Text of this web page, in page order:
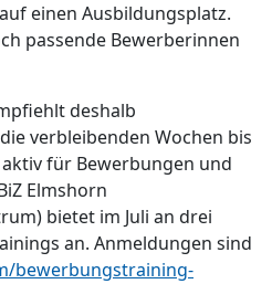
einen Ausbildungsplatz.
passende Bewerberinnen
deshalb
verbleibenden Wochen bis
für Bewerbungen und
Elmshorn
bietet im Juli an drei
an. Anmeldungen sind
bewerbungstraining-